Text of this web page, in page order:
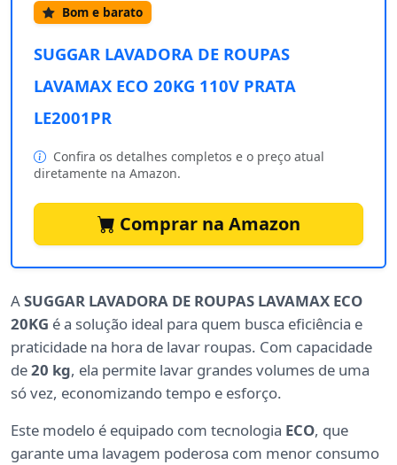
Bom e barato
SUGGAR LAVADORA DE ROUPAS
LAVAMAX ECO 20KG 110V PRATA
LE2001PR
Confira os detalhes completos e o preço atual
diretamente na Amazon.
Comprar na Amazon
ASUGGAR LAVADORA DE ROUPAS LAVAMAX ECO
20KG é a solução ideal para quem busca eficiência e
praticidade na hora de lavar roupas. Com capacidade
de20 kg, ela permite lavar grandes volumes de uma
só vez, economizando tempo e esforço.
Este modelo é equipado com tecnologia ECO, que
garante uma lavagem poderosa com menor consumo